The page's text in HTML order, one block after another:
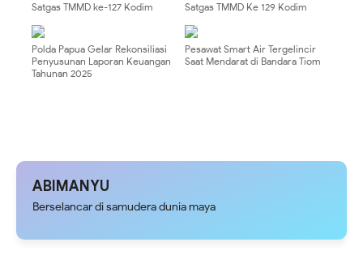
Satgas TMMD ke-127 Kodim
Warga Desa Krisik Gandusari
Satgas TMMD Ke 129 Kodim
Pada Rumah Bapak Harim
Polda Papua Gelar Rekonsiliasi
Penyusunan Laporan Keuangan
Tahunan 2025
Pesawat Smart Air Tergelincir
Saat Mendarat di Bandara Tiom
ABIMANYU
Berselancar di samudera dunia maya